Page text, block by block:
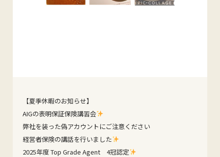
【夏季休暇のお知らせ】
AIGの表明保証保険講習会
弊社を装った偽アカウントにご注意ください
経営者保険の講話を行いました
2025年度 Top Grade Agent 4冠認定